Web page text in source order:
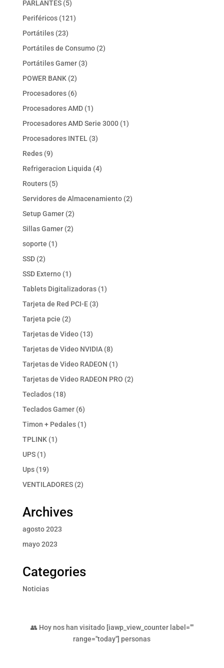
PARLANTES 55
productos
Periféricos 121121
Portátiles 2323
productos
Portátiles de Consumo 22
Portátiles Gamer 33
POWER BANK 22
productos
Procesadores 66
productos
Procesadores AMD 11
producto
Procesadores AMD Serie 3000 11
Procesadores INTEL 33
Redes 99
productos
Refrigeracion Liquida 44
Routers 55
productos
Servidores de Almacenamiento 22
Setup Gamer 22
productos
Sillas Gamer 22
soporte 11
SSD 22
productos
SSD Externo 11
producto
Tablets Digitalizadoras 11
Tarjeta de Red PCI-E 33
Tarjeta pcie 22
productos
Tarjetas de Video 1313
productos
Tarjetas de Video NVIDIA 88
productos
Tarjetas de Video RADEON 11
producto
Tarjetas de Video RADEON PRO 22
Teclados 1818
productos
Teclados Gamer 66
productos
Timon + Pedales 11
TPLINK 11
UPS 11
producto
Ups 1919
productos
VENTILADORES 22
Archives
agosto 2023
mayo 2023
Categories
Noticias
👥 Hoy nos han visitado [iawp_view_counter label=""
range="today"] personas